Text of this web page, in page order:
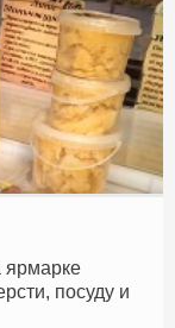
ярмарке
посуду и